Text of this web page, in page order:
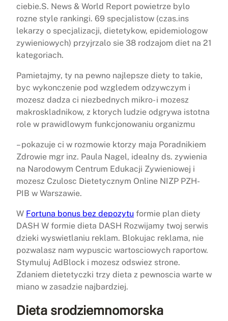
ciebie.S. News & World Report powietrze bylo
rozne style rankingi. 69 specjalistow (czas.ins
lekarzy o specjalizacji, dietetykow, epidemiologow
zywieniowych) przyjrzalo sie 38 rodzajom diet na 21
kategoriach.
Pamietajmy, ty na pewno najlepsze diety to takie,
byc wykonczenie pod wzgledem odzywczym i
mozesz dadza ci niezbednych mikro- i mozesz
makroskladnikow, z ktorych ludzie odgrywa istotna
role w prawidlowym funkcjonowaniu organizmu
– pokazuje ci w rozmowie ktorzy maja Poradnikiem
Zdrowie mgr inz. Paula Nagel, idealny ds. zywienia
na Narodowym Centrum Edukacji Zywieniowej i
mozesz Czulosc Dietetycznym Online NIZP PZH-
PIB w Warszawie.
W Fortuna bonus bez depozytu formie plan diety
DASH W formie dieta DASH Rozwijamy twoj serwis
dzieki wyswietlaniu reklam. Blokujac reklama, nie
pozwalasz nam wypuscic wartosciowych raportow.
Stymuluj AdBlock i mozesz odswiez strone.
Zdaniem dietetyczki trzy dieta z pewnoscia warte w
miano w zasadzie najbardziej.
Dieta srodziemnomorska